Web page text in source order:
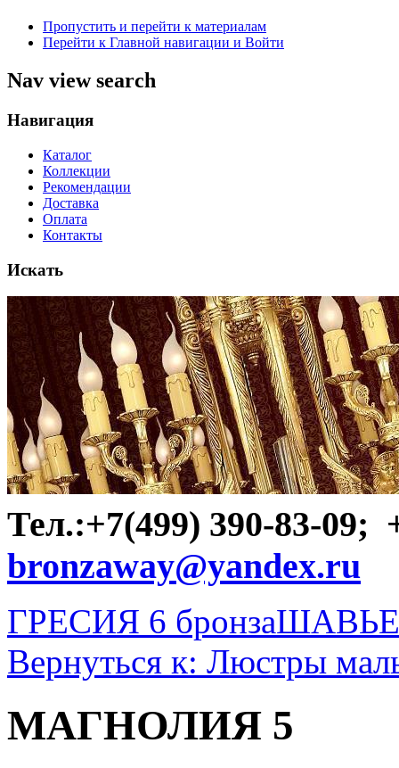
Пропустить и перейти к материалам
Перейти к Главной навигации и Войти
Nav view search
Навигация
Каталог
Коллекции
Рекомендации
Доставка
Оплата
Контакты
Искать
Тел.:+7(499) 390-83-09;
bronzaway@yandex.ru
ГРЕСИЯ 6 бронзаШАВЬЕ
Вернуться к: Люстры
МАГНОЛИЯ 5